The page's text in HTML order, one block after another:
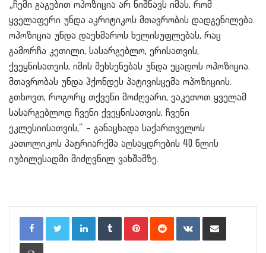
„ჩემი გაგებით ოპოზიცია არ ნიშნავს იმას, რომ
ყველაფერი უნდა აკრიტიკოს მთავრობის დადგენილება.
ოპოზიცია უნდა დაეხმაროს ხელისუფლებას, რაც
გამორჩა კეთილი, სასარგებლო, ერისათვის,
ქვეყნისათვის, იმის შეხსენებას უნდა ეცადოს ოპოზიცია.
მთავრობას უნდა ჰქონდეს პატივისცემა ოპოზიციის.
გთხოვთ, როგორც თქვენი მოძღვარი, ვაკეთოთ ყველამ
სასარგებლოდ ჩვენი ქვეყნისათვის, ჩვენი
ეკლესიისათვის,“ – განაცხადა საქართველოს
კათოლიკოს პატრიარქმა აღსაყდრების 40 წლის
იუბილესადმი მიძღვნილ ვახშამზე.
LinkedInTumblr PinterestReddit VKontakteShare via Email
Print